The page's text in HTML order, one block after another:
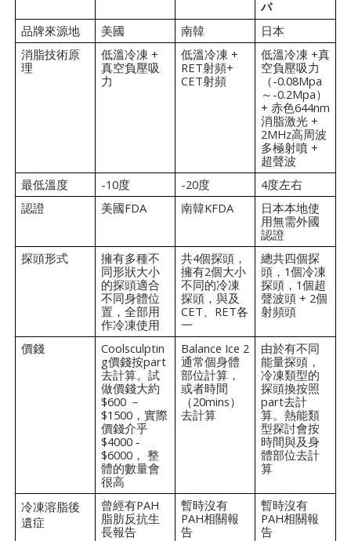
パ
品牌來源地 美國 南韓
日本
消脂技術原
理
低溫冷凍 +
真空負壓吸
力
低溫冷凍 +
RET射頻+
CET射頻
低溫冷凍 +真
空負壓吸力
（-0.08Mpa
～-0.2Mpa）
+ 赤色644nm
消脂激光 +
2MHz高周波
多極射噴 +
超聲波
最低溫度
-10度 -20度
4度左右
認證
美國FDA 南韓KFDA
日本本地使
用無需外國
認證
探頭形式
擁有多種不
同形狀大小
的探頭適合
不同身體位
置，全部用
作冷凍使用
共4個探頭，
擁有2個大小
不同的冷凍
探頭，與及
CET、RET各
一
總共四個探
頭，1個冷凍
探頭，1個超
聲波頭 + 2個
射頻頭
價錢
Coolsculptin
g價錢按part
去計算。試
做價錢大約
$600 －
$1500，實際
價錢介乎
$4000 -
$6000， 整
體的數量會
很高
Balance Ice 2
通常個身體
部位計算，
或者時間
（20mins）
去計算
由於有不同
能量探頭，
冷凍類型的
探頭換按照
part去計
算。熱能類
型探討會按
時間與及身
體部位去計
算
冷凍溶脂後
遺症
曾經有PAH
脂肪反抗生
長報告
暫時沒有
PAH相關報
告
暫時沒有
PAH相關報
告